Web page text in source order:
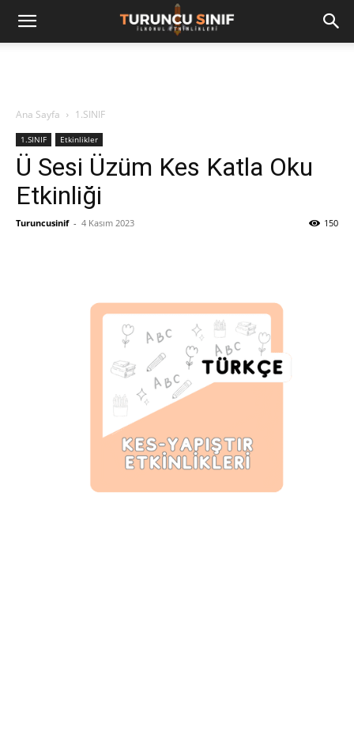
Ana Sayfa 1.SINIF
1.SINIF Etkinlikler
Ü Sesi Üzüm Kes Katla Oku
Etkinliği
Turuncusinif - 4 Kasım 2023 150